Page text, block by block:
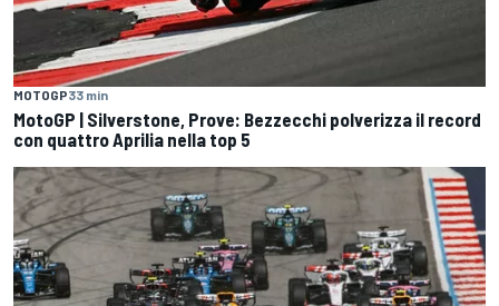
MOTOGP33 min
MotoGP | Silverstone, Prove: Bezzecchi polverizza il record
con quattro Aprilia nella top 5